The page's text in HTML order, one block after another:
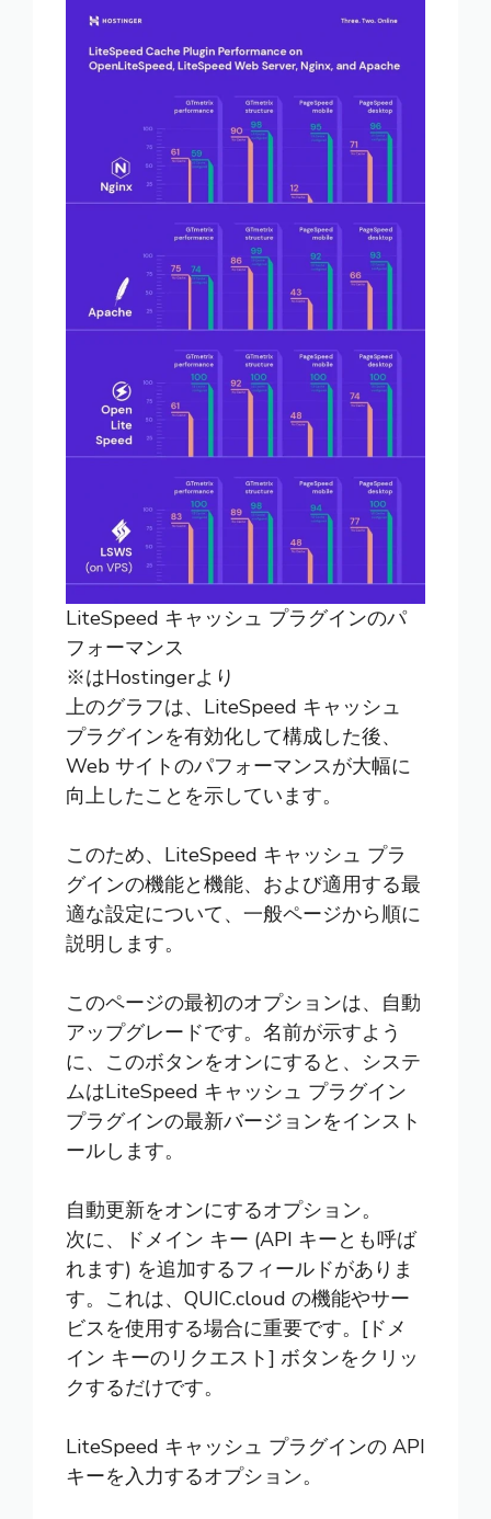
LiteSpeed キャッシュ プラグインのパ
フォーマンス
※はHostingerより
上のグラフは、LiteSpeed キャッシュ
プラグインを有効化して構成した後、
Web サイトのパフォーマンスが大幅に
向上したことを示しています。
このため、LiteSpeed キャッシュ プラ
グインの機能と機能、および適用する最
適な設定について、一般ページから順に
説明します。
このページの最初のオプションは、自動
アップグレードです。名前が示すよう
に、このボタンをオンにすると、システ
ムはLiteSpeed キャッシュ プラグイン
プラグインの最新バージョンをインスト
ールします。
自動更新をオンにするオプション。
次に、ドメイン キー (API キーとも呼ば
れます) を追加するフィールドがありま
す。これは、QUIC.cloud の機能やサー
ビスを使用する場合に重要です。[ドメ
イン キーのリクエスト] ボタンをクリッ
クするだけです。
LiteSpeed キャッシュ プラグインの API
キーを入力するオプション。